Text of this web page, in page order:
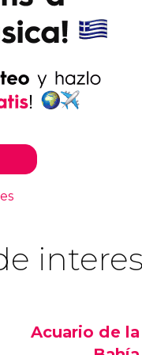
Acuario de la